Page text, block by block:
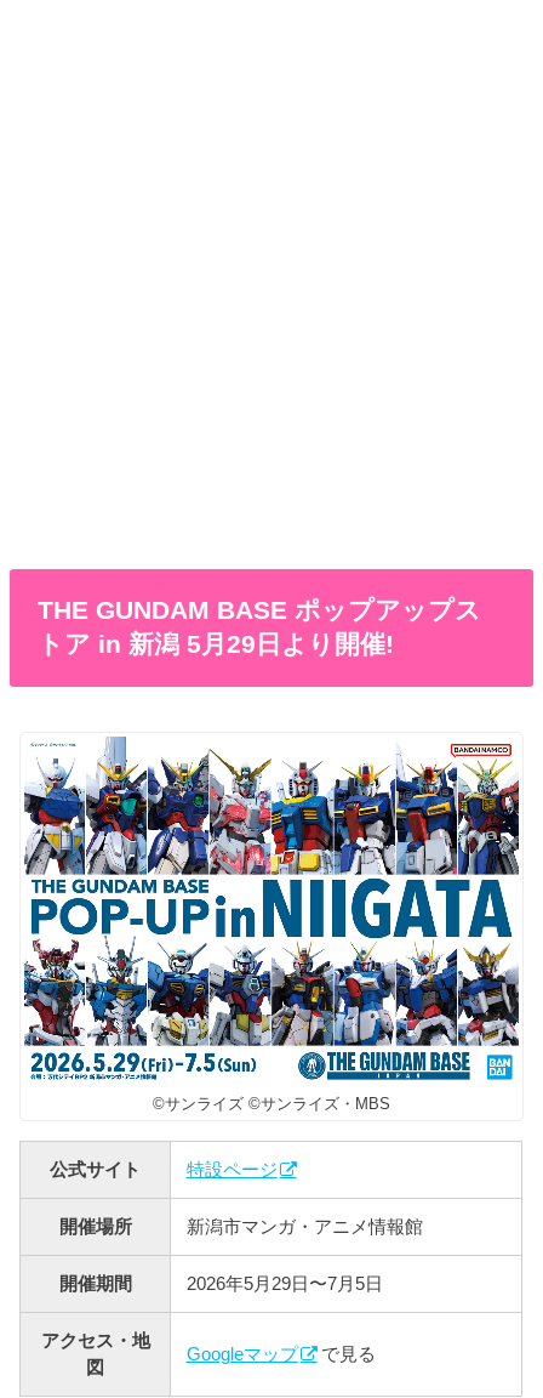
THE GUNDAM BASE ポップアップス
トア in 新潟 5月29日より開催!
©サンライズ ©サンライズ・MBS
公式サイト 特設ページ
開催場所 新潟市マンガ・アニメ情報館
開催期間 2026年5月29日〜7月5日
アクセス・地
図
Googleマップ で見る